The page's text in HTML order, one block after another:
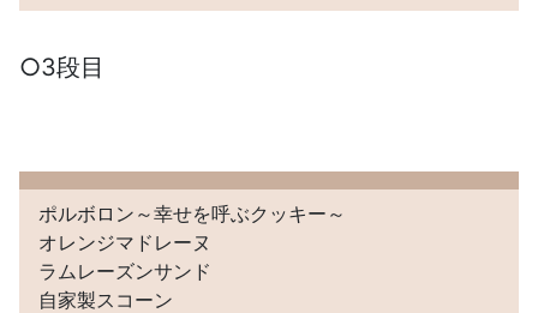
○3段目
ポルボロン～幸せを呼ぶクッキー～
オレンジマドレーヌ
ラムレーズンサンド
自家製スコーン